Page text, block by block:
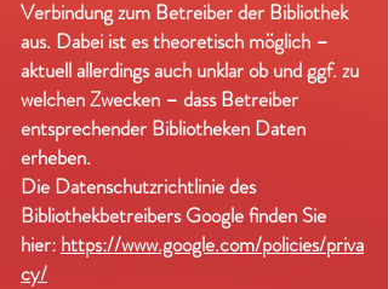
Verbindung zum Betreiber der Bibliothek
aus. Dabei ist es theoretisch möglich –
aktuell allerdings auch unklar ob und ggf. zu
welchen Zwecken – dass Betreiber
entsprechender Bibliotheken Daten
erheben.
Die Datenschutzrichtlinie des
Bibliothekbetreibers Google finden Sie
hier: https://www.google.com/policies/priva
cy/